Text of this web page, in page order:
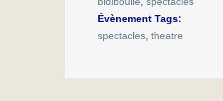
Évènement Tags:
spectacles ,theatre